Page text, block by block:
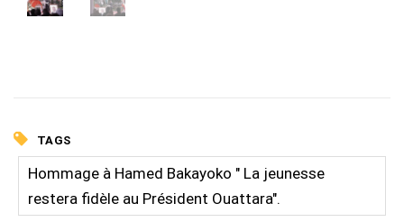
TAGS
Hommage à Hamed Bakayoko " La jeunesse
restera fidèle au Président Ouattara".